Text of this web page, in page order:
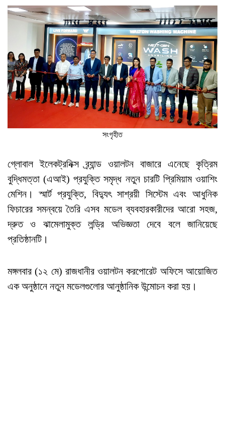
সংগৃহীত
গ্লোবাল ইলেকট্রনিক্স ব্র্যান্ড ওয়ালটন বাজারে এনেছে কৃত্রিম
বুদ্ধিমত্তা (এআই) প্রযুক্তি সমৃদ্ধ নতুন চারটি প্রিমিয়াম ওয়াশিং
মেশিন। স্মার্ট প্রযুক্তি, বিদ্যুৎ সাশ্রয়ী সিস্টেম এবং আধুনিক
ফিচারের সমন্বয়ে তৈরি এসব মডেল ব্যবহারকারীদের আরো সহজ,
দ্রুত ও ঝামেলামুক্ত লন্ড্রি অভিজ্ঞতা দেবে বলে জানিয়েছে
প্রতিষ্ঠানটি।
মঙ্গলবার (১২ মে) রাজধানীর ওয়ালটন করপোরেট অফিসে আয়োজিত
এক অনুষ্ঠানে নতুন মডেলগুলোর আনুষ্ঠানিক উন্মোচন করা হয়।